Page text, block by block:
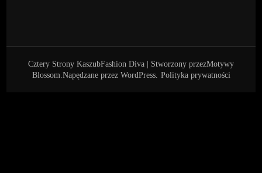
Cztery Strony KaszubFashion Diva | Stworzony przezMotywy
Blossom.Napędzane przez WordPress. Polityka prywatności